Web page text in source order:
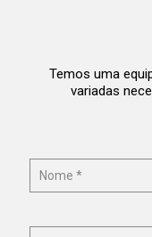
Temos uma
variadas